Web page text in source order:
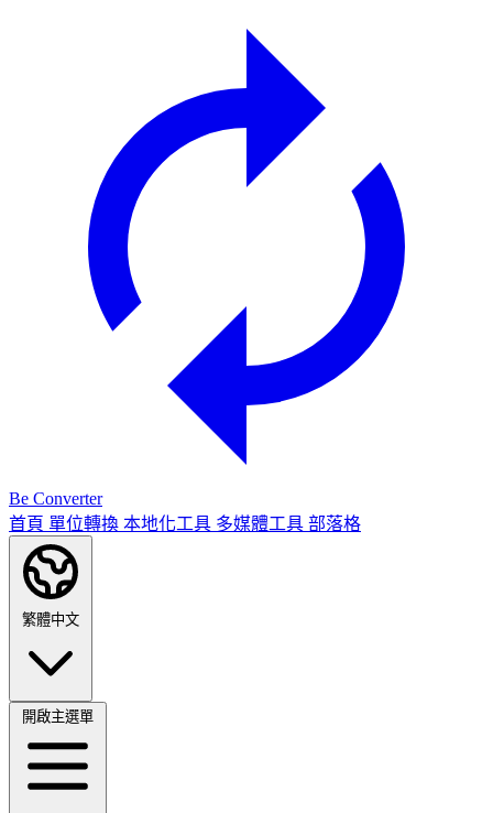
Be Converter
首頁 單位轉換 本地化工具 多媒體工具 部落格
繁體中文
開啟主選單